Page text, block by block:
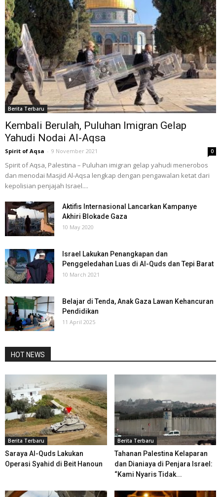
Berita Terbaru
Kembali Berulah, Puluhan Imigran Gelap
Yahudi Nodai Al-Aqsa
Spirit of Aqsa - 9 November 2021 0
Spirit of Aqsa, Palestina – Puluhan imigran gelap yahudi menerobos
dan menodai Masjid Al-Aqsa lengkap dengan pengawalan ketat dari
kepolisian penjajah Israel....
Aktifis Internasional Lancarkan Kampanye
Akhiri Blokade Gaza
10 May 2020
Israel Lakukan Penangkapan dan
Penggeledahan Luas di Al-Quds dan Tepi Barat
10 March 2021
Belajar di Tenda, Anak Gaza Lawan Kehancuran
Pendidikan
11 April 2025
HOT NEWS
Berita Terbaru
Saraya Al-Quds Lakukan
Operasi Syahid di Beit Hanoun
Berita Terbaru
Tahanan Palestina Kelaparan
dan Dianiaya di Penjara Israel:
“Kami Nyaris Tidak...